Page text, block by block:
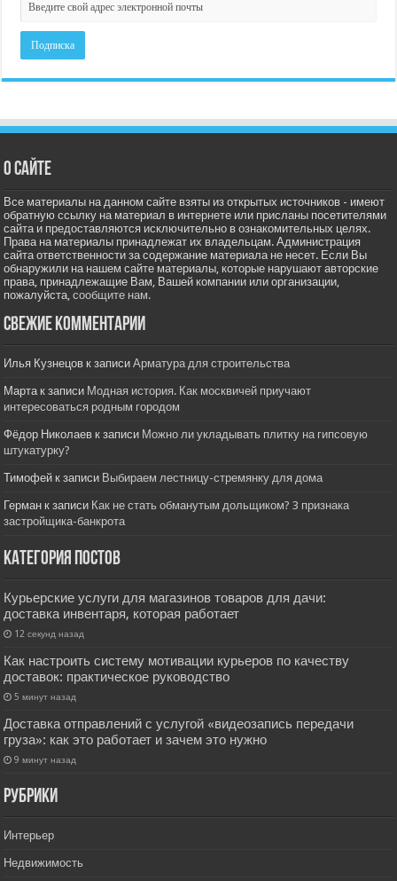
О сайте
Все материалы на данном сайте взяты из открытых источников - имеют
обратную ссылку на материал в интернете или присланы посетителями
сайта и предоставляются исключительно в ознакомительных целях.
Права на материалы принадлежат их владельцам. Администрация
сайта ответственности за содержание материала не несет. Если Вы
обнаружили на нашем сайте материалы, которые нарушают авторские
права, принадлежащие Вам, Вашей компании или организации,
пожалуйста,сообщите нам.
Свежие комментарии
Илья Кузнецов к записиАрматура для строительства
Мартак записи Модная история. Как москвичей приучают
интересоваться родным городом
Фёдор Николаев к записи Можно ли укладывать плитку на гипсовую
штукатурку?
Тимофей к записи Выбираем лестницу-стремянку для дома
Герман к записи Как не стать обманутым дольщиком? 3 признака
застройщика-банкрота
Категория постов
Курьерские услуги для магазинов товаров для дачи:
доставка инвентаря, которая работает
12 секунд назад
Как настроить систему мотивации курьеров по качеству
доставок: практическое руководство
5 минут назад
Доставка отправлений с услугой «видеозапись передачи
груза»: как это работает и зачем это нужно
9 минут назад
РУбрики
Интерьер
Недвижимость